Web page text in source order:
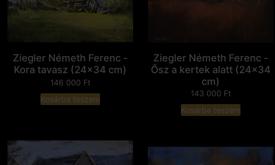
Ziegler Németh Ferenc -
Kora tavasz (24x34 cm)
146 000 Ft
Kosárba teszem
Ziegler Németh Ferenc -
Ősz a kertek alatt (24x34
cm)
143 000 Ft
Kosárba teszem